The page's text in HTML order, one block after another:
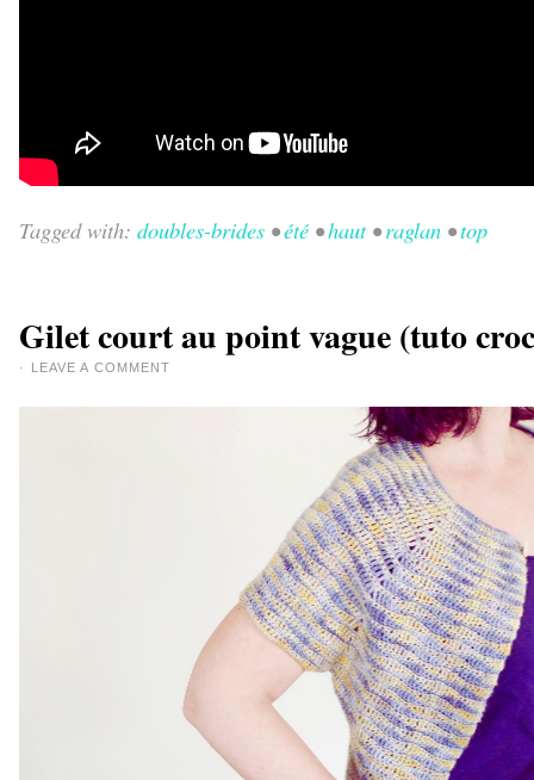
Tagged with: doubles-brides •été •haut•raglan •top
Gilet court au point vague (tuto
· LEAVE A COMMENT